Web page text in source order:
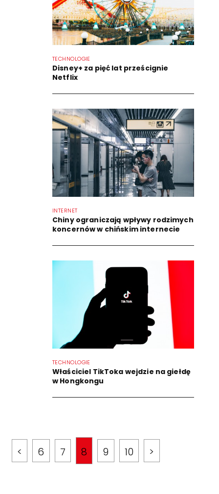
TECHNOLOGIE
Disney+ za pięć lat prześcignie
Netflix
INTERNET
Chiny ograniczają wpływy rodzimych
koncernów w chińskim internecie
TECHNOLOGIE
Właściciel TikToka wejdzie na giełdę
w Hongkongu
< 6 7 8 9 10 >